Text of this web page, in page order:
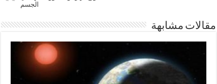
الجسم
مقالات مشابهة